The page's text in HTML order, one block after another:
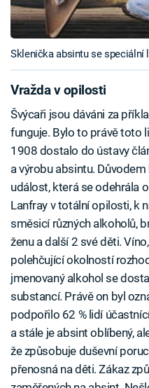
Sklenička absintu se speciální
Vražda v opilosti
Švýcaři jsou dáváni za
funguje. Bylo to právě toto
1908 dostalo do ústavy
a výrobu absintu.
událost, která se odehrála
Lanfray v totální opilosti, k
směsicí různých alkoholů,
ženu a další 2 své děti.
polehčující okolností
jmenovaný alkohol se
substancí. Právě on byl
podpořilo 62 % lidí
a stále je absint oblíbený,
že způsobuje duševní
přenosná na děti. Zákaz